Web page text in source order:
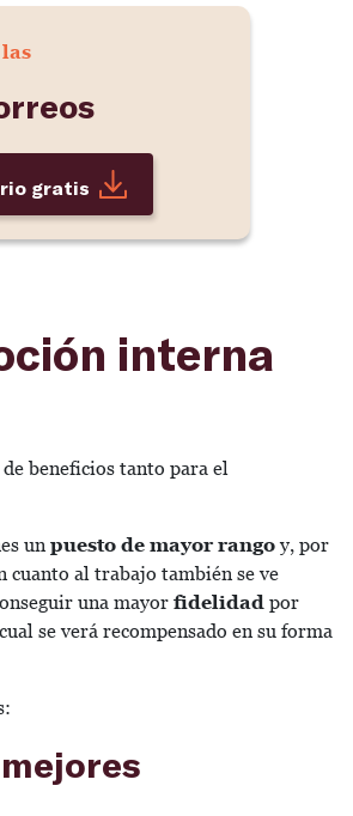
gratis
interna
beneficios tanto para el
un puesto de mayor rangoy, por
al trabajo también se ve
una mayor fidelidad por
se verá recompensado en su forma